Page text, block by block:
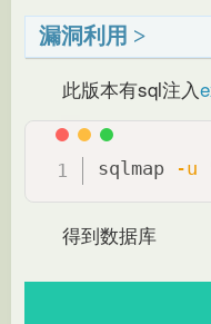
漏洞利用
此版本有sql注入
sqlmap -u
得到数据库